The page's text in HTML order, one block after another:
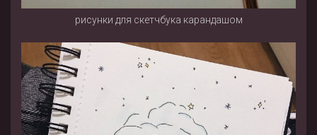
рисунки для скетчбука карандашом